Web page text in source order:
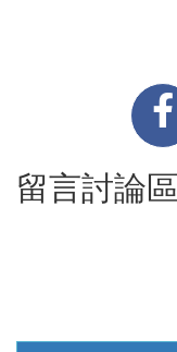
留言討論區